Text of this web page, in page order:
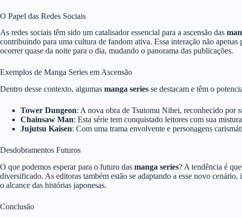
O Papel das Redes Sociais
As redes sociais têm sido um catalisador essencial para a ascensão das
contribuindo para uma cultura de fandom ativa. Essa interação não
ocorrer quase da noite para o dia, mudando o panorama das publicações.
Exemplos de Manga Series em Ascensão
Dentro desse contexto, algumas manga series se destacam e têm o
Tower Dungeon: A nova obra de Tsutomu Nihei, reconhecido por
Chainsaw Man: Esta série tem conquistado leitores com sua
Jujutsu Kaisen: Com uma trama envolvente e personagens
Desdobramentos Futuros
O que podemos esperar para o futuro das manga series? A tendência é
diversificado. As editoras também estão se adaptando a esse novo
o alcance das histórias japonesas.
Conclusão